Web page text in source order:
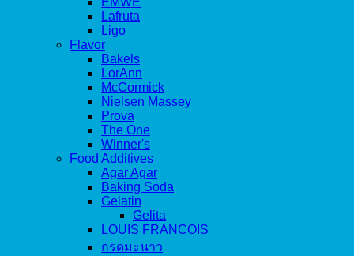
Lafruta
Ligo
Flavor
Bakels
LorAnn
McCormick
Nielsen Massey
Prova
The One
Winner's
Food Additives
Agar Agar
Baking Soda
Gelatin
Gelita
LOUIS FRANCOIS
กรดมะนาว